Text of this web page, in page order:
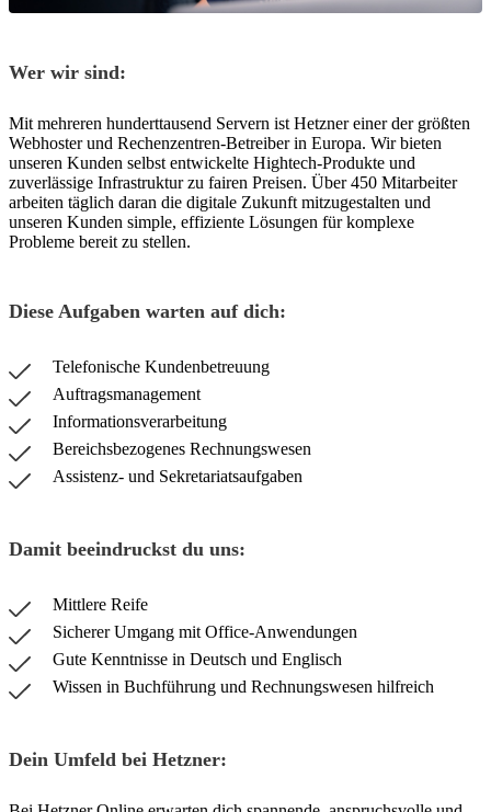
Wer wir sind:
Mit mehreren hunderttausend Servern ist Hetzner einer der größten
Webhoster und Rechenzentren-Betreiber in Europa. Wir bieten
unseren Kunden selbst entwickelte Hightech-Produkte und
zuverlässige Infrastruktur zu fairen Preisen. Über 450 Mitarbeiter
arbeiten täglich daran die digitale Zukunft mitzugestalten und
unseren Kunden simple, effiziente Lösungen für komplexe
Probleme bereit zu stellen.
Diese Aufgaben warten auf dich:
Telefonische Kundenbetreuung
Auftragsmanagement
Informationsverarbeitung
Bereichsbezogenes Rechnungswesen
Assistenz- und Sekretariatsaufgaben
Damit beeindruckst du uns:
Mittlere Reife
Sicherer Umgang mit Office-Anwendungen
Gute Kenntnisse in Deutsch und Englisch
Wissen in Buchführung und Rechnungswesen hilfreich
Dein Umfeld bei Hetzner: